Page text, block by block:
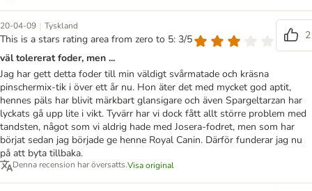
20-04-09 | Tyskland
This is a stars rating area from zero to 5: 3/5
2
väl tolererat foder, men ...
Jag har gett detta foder till min väldigt svårmatade och kräsna
pinschermix-tik i över ett år nu. Hon äter det med mycket god aptit,
hennes päls har blivit märkbart glansigare och även Spargeltarzan har
lyckats gå upp lite i vikt. Tyvärr har vi dock fått allt större problem med
tandsten, något som vi aldrig hade med Josera-fodret, men som har
börjat sedan jag började ge henne Royal Canin. Därför funderar jag nu
på att byta tillbaka.
Denna recension har översatts.Visa original